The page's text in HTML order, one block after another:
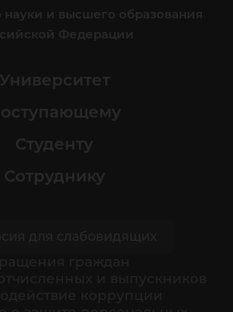
науки и высшего образования
Федерации
Университет
Студенту
Сотруднику